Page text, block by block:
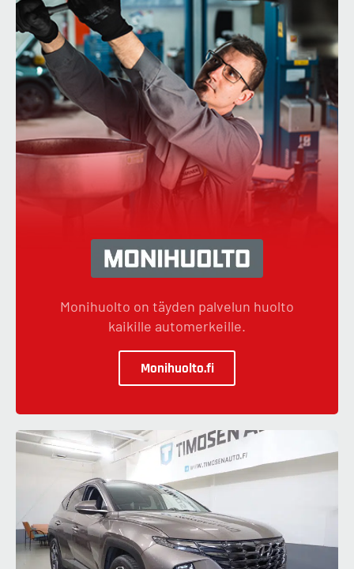
Monihuolto on täyden palvelun huolto
kaikille automerkeille.
Monihuolto.fi